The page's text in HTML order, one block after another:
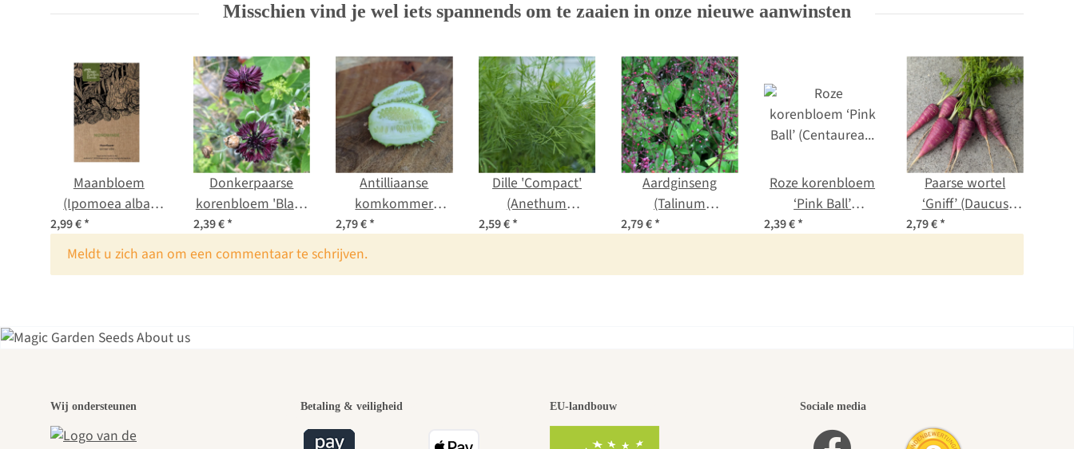
Misschien vind je wel iets spannends om te zaaien in onze nieuwe aanwinsten
Maanbloem
(Ipomoea alba)
2,99 €*
Donkerpaarse
korenbloem 'Black
Ball' (Centaurea
cyanus) zaden
2,39 €*
Antilliaanse
komkommer
(Cucumis anguria)
2,79 €*
Dille 'Compact'
(Anethum
graveolens) zaden
2,59 €*
Aardginseng
(Talinum
paniculatum) zaad
2,79 €*
Roze korenbloem
‘Pink Ball’
(Centaurea cyanus)
2,39 €*
Paarse wortel
‘Gniff’ (Daucus
carota) bio zaad
2,79 €*
x
Meldt u zich aan om een commentaar te schrijven.
Een van de mooiste
Wij ondersteunen Betaling & veiligheid EU-landbouw Sociale media